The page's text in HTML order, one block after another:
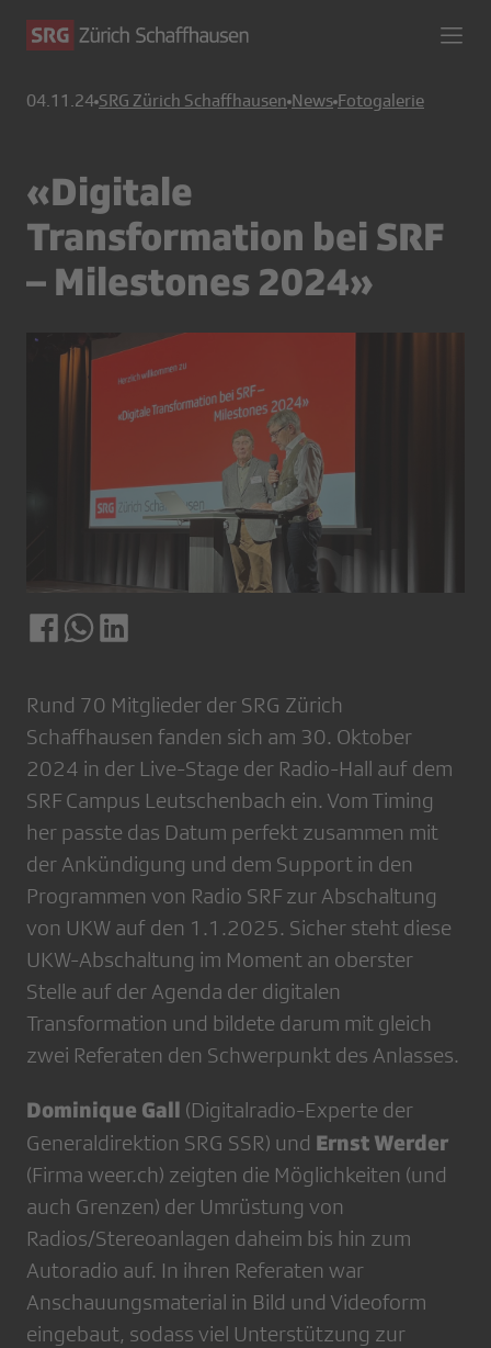
04.11.24 SRG Zürich Schaffhausen News Fotogalerie
«Digitale
Transformation bei SRF
– Milestones 2024»
Rund 70 Mitglieder der SRG Zürich
Schaffhausen fanden sich am 30. Oktober
2024 in der Live-Stage der Radio-Hall auf dem
SRF Campus Leutschenbach ein. Vom Timing
her passte das Datum perfekt zusammen mit
der Ankündigung und dem Support in den
Programmen von Radio SRF zur Abschaltung
von UKW auf den 1.1.2025. Sicher steht diese
UKW-Abschaltung im Moment an oberster
Stelle auf der Agenda der digitalen
Transformation und bildete darum mit gleich
zwei Referaten den Schwerpunkt des Anlasses.
Dominique Gall (Digitalradio-Experte der
Generaldirektion SRG SSR) und Ernst Werder
(Firma weer.ch) zeigten die Möglichkeiten (und
auch Grenzen) der Umrüstung von
Radios/Stereoanlagen daheim bis hin zum
Autoradio auf. In ihren Referaten war
Anschauungsmaterial in Bild und Videoform
eingebaut, sodass viel Unterstützung zur